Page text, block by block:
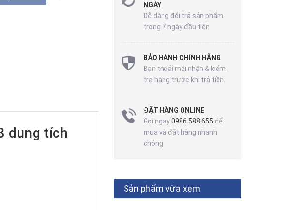
dung tích
NGÀY
Dễ dàng đổi trả sản phẩm
trong 7 ngày đầu tiên
BẢO HÀNH CHÍNH HÃNG
Bạn thoải mái nhận & kiểm
tra hàng trước khi trả tiền.
ĐẶT HÀNG ONLINE
Gọi ngay0986 588 655 để
mua và đặt hàng nhanh
chóng
Sản phẩm vừa xem